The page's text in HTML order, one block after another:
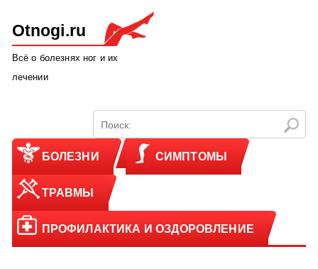
Otnogi.ru
Всё о болезнях ног и их
лечении
БОЛЕЗНИ СИМПТОМЫ
ТРАВМЫ
ПРОФИЛАКТИКА И ОЗДОРОВЛЕНИЕ